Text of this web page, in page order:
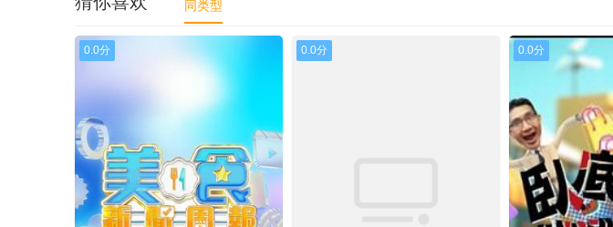
20240709
20240710 20240715
20240807
20240808 20240813
20240821
20240822 20240827
20240904
20240905 20240910
同类型
0.0分 0.0分 0.0分